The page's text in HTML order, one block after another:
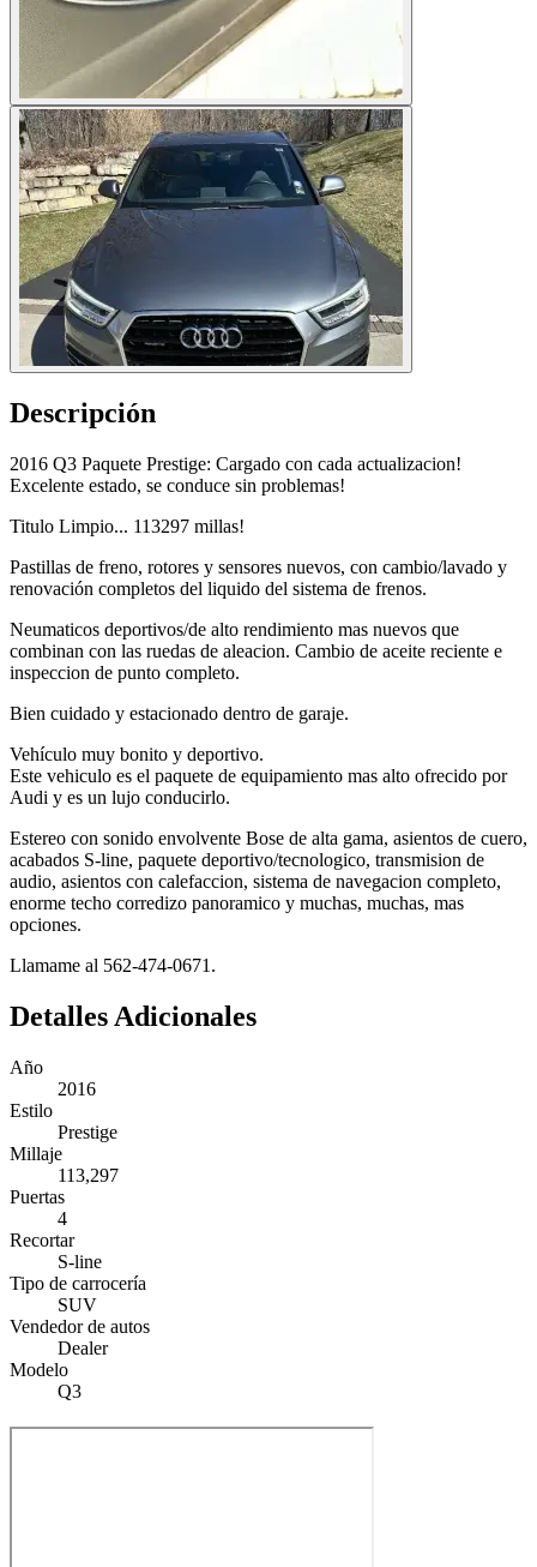
Descripción
2016 Q3 Paquete Prestige: Cargado con cada actualizacion!
Excelente estado, se conduce sin problemas!
Titulo Limpio... 113297 millas!
Pastillas de freno, rotores y sensores nuevos, con cambio/lavado y
renovación completos del liquido del sistema de frenos.
Neumaticos deportivos/de alto rendimiento mas nuevos que
combinan con las ruedas de aleacion. Cambio de aceite reciente e
inspeccion de punto completo.
Bien cuidado y estacionado dentro de garaje.
Vehículo muy bonito y deportivo.
Este vehiculo es el paquete de equipamiento mas alto ofrecido por
Audi y es un lujo conducirlo.
Estereo con sonido envolvente Bose de alta gama, asientos de cuero,
acabados S-line, paquete deportivo/tecnologico, transmision de
audio, asientos con calefaccion, sistema de navegacion completo,
enorme techo corredizo panoramico y muchas, muchas, mas
opciones.
Llamame al 562-474-0671.
Detalles Adicionales
Año
2016
Estilo
Prestige
Millaje
113,297
Puertas
4
Recortar
S-line
Tipo de carrocería
SUV
Vendedor de autos
Dealer
Modelo
Q3